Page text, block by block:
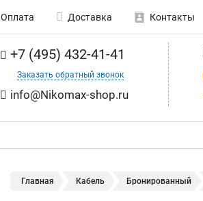
Оплата Доставка Контакты
+7 (495) 432-41-41
Заказать обратный звонок
info@Nikomax-shop.ru
Главная Кабель Бронированный